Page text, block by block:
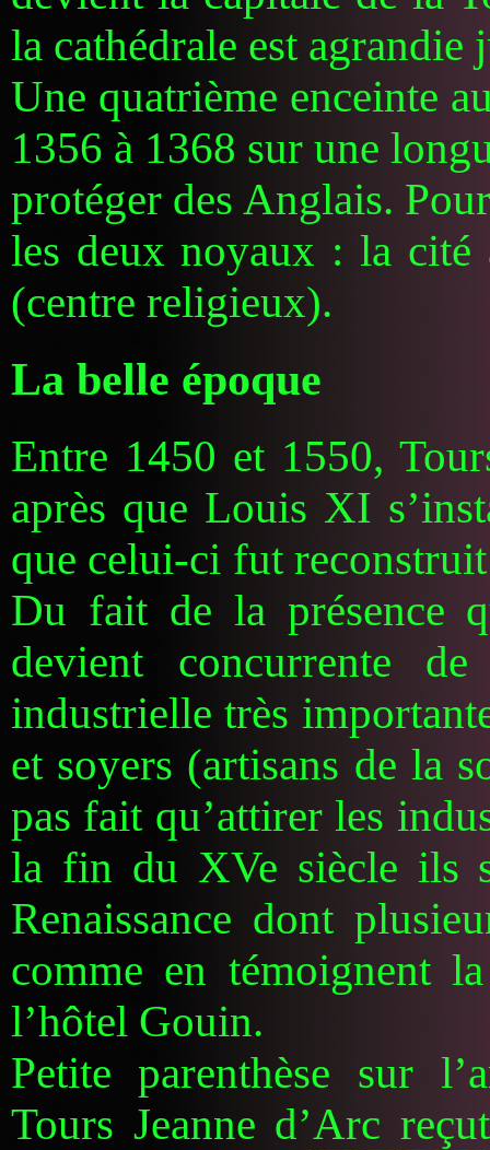
la cathédrale est
Une quatrième enceinte
1356 à 1368 sur une
protéger des Anglais.
les deux noyaux : la cité
(centre religieux).
La belle époque
Entre 1450 et 1550,
après que Louis XI
que celui-ci fut
Du fait de la présence
devient concurrente
industrielle très
et soyers (artisans de la
pas fait qu’attirer les
la fin du XVe siècle ils
Renaissance dont
comme en témoignent
l’hôtel Gouin.
Petite parenthèse sur
Tours Jeanne d’Arc